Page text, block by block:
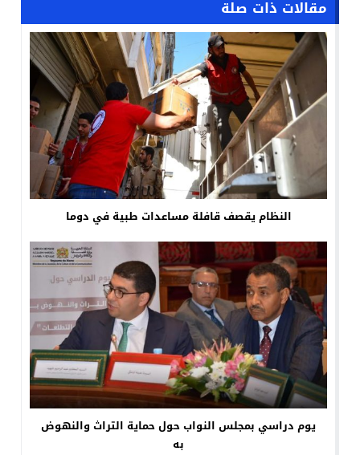
مقالات ذات صلة
النظام يقصف قافلة مساعدات طبية في دوما
‎يوم دراسي بمجلس النواب حول حماية التراث والنهوض
به